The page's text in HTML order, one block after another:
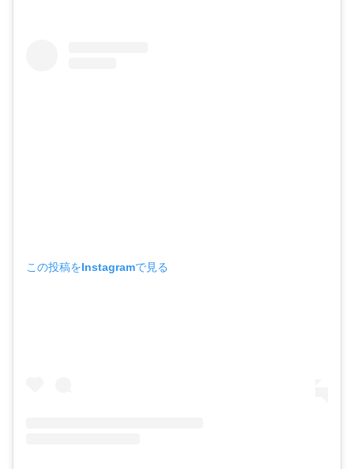
この投稿をInstagramで見る